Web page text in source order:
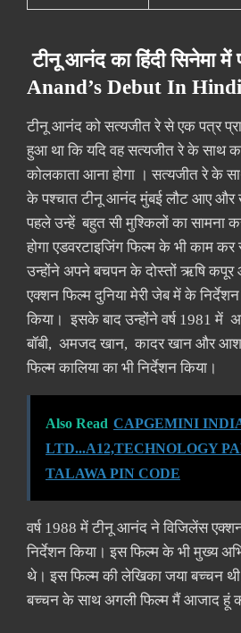
टीनू आनंद का हिंदी सिनेमा
Anand’s Debut In
टीनू आनंद को सत्यजीत रे से एक पत्र
हुआ था कि यदि वह सत्यजीत रे के साथ
कोलकाता आना होगा । सत्यजीत रे के
के पश्चात टीनू आनंद मुंबई लौट आए और
पहले उन्हें बहुत सी मुश्किलों का सामना
होगा एडवरटाइजिंग फिल्म के भी काम कर
उन्होंने अपने बचपन के दोस्तों ऋषि
एक्शन फिल्म दुनिया मेरी जेब में के निर्देशन
किया। इसके बाद उन्होंने वर्ष 1981 में
बॉबी, अमजद खान, कादर खान और
फिल्म कालिया का भी निर्देशन किया।
Also Read CAPGEMINI
LTD...A12,TECHNOLOGY
TALAWA PIN CODE
वर्ष 1988 में टीनू आनंद ने विजिलेंस
निर्देशन किया। इस फिल्म के भी मुख्य
थे। इस फिल्म की लेखिका जया बच्चन
बच्चन के साथ अगली फिल्म मैं आजाद हूं